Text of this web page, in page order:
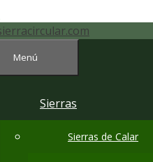
Menú
Sierras
Sierras de Calar